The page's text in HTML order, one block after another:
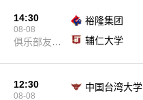
14:30
08-08
俱乐部友谊
裕隆集团
辅仁大学
12:30
08-08
中国台湾大学